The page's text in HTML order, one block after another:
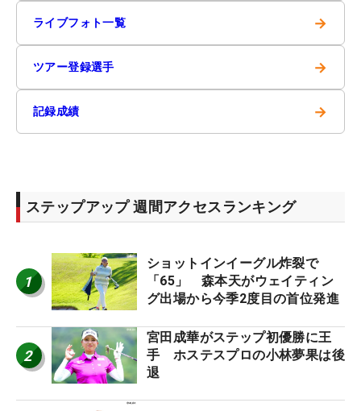
ライブフォト一覧 →
ツアー登録選手 →
記録成績 →
ステップアップ 週間アクセスランキング
1
ショットインイーグル炸裂で
「65」 森本天がウェイティン
グ出場から今季2度目の首位発進
2
宮田成華がステップ初優勝に王
手 ホステスプロの小林夢果は後
退